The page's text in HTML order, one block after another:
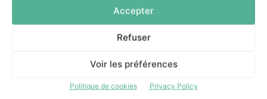
Accepter
Refuser
Voir les préférences
Politique de cookies Privacy Policy
Performance logistique :
Colibri s’engage aux côtés de
Bretagne Supply Chain
8 juin 2026